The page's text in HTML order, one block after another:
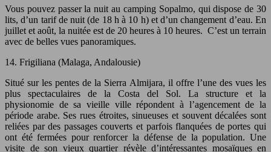
Vous pouvez passer la nuit au camping Sopalmo, qui dispose de 30
lits, d’un tarif de nuit (de 18 h à 10 h) et d’un changement d’eau. En
juillet et août, la nuitée est de 20 heures à 10 heures. C’est un terrain
avec de belles vues panoramiques.
14. Frigiliana (Malaga, Andalousie)
Situé sur les pentes de la Sierra Almijara, il offre l’une des vues les
plus spectaculaires de la Costa del Sol. La structure et la
physionomie de sa vieille ville répondent à l’agencement de la
période arabe. Ses rues étroites, sinueuses et souvent décalées sont
reliées par des passages couverts et parfois flanquées de portes qui
ont été fermées pour renforcer la défense de la population. Une
visite de son vieux quartier révèle d’intéressantes mosaïques en